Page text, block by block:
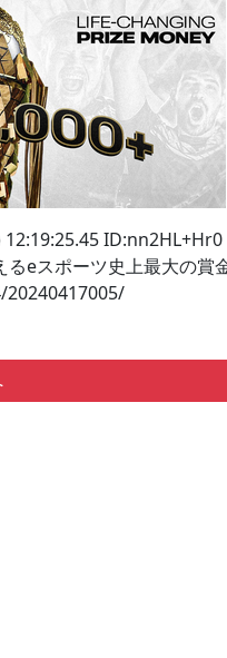
ID:nn2HL+Hr0
eスポーツ史上最大の賞